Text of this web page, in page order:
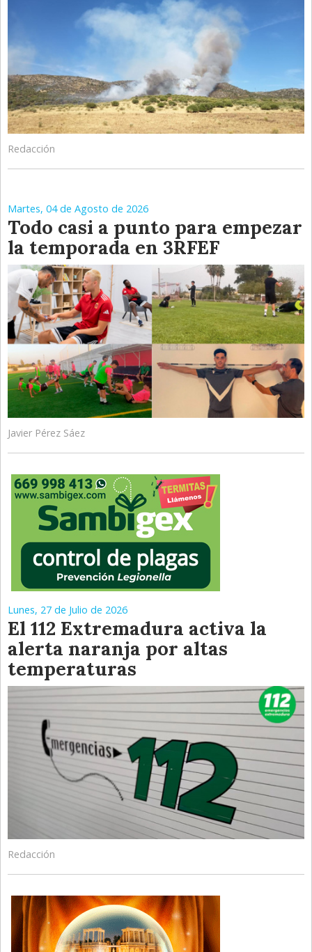
Redacción
Martes, 04 de Agosto de 2026
Todo casi a punto para empezar
la temporada en 3RFEF
Javier Pérez Sáez
Lunes, 27 de Julio de 2026
El 112 Extremadura activa la
alerta naranja por altas
temperaturas
Redacción